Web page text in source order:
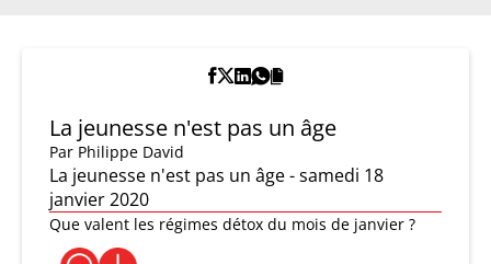
La jeunesse n'est pas un âge
Par Philippe David
La jeunesse n'est pas un âge - samedi 18
janvier 2020
Que valent les régimes détox du mois de janvier ?